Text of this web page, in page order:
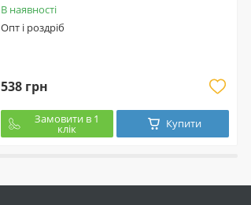
В наявності
Опт і роздріб
538 грн
Замовити в 1
клік Купити